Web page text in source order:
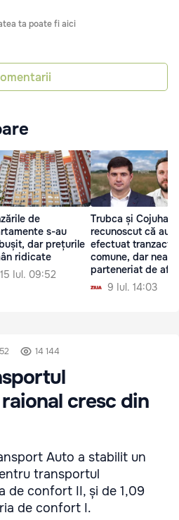
ta poate fi aici
de
s-au
dar prețurile
ridicate
15 Iul. 09:52
Trubca și Cojuhari
recunoscut că au
efectuat tranzacții
comune, dar
parteneriat de
9 Iul. 14:03
14 144
cresc din
Auto a stabilit un
transportul
de confort II, și de 1,09
de confort I.